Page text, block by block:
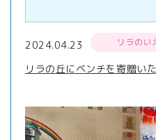
2024.04.23 リラのい
リラの丘にベンチを寄贈い